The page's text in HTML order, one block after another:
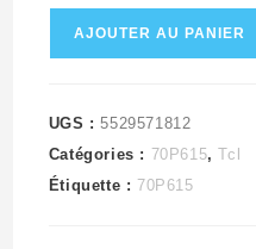
de
de
8
supports
AJOUTER AU PANIER
UGS :5529571812
Catégories : 70P615,Tcl
Étiquette : 70P615